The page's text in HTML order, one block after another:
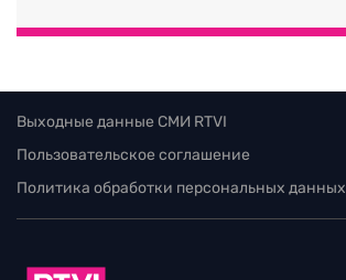
Выходные данные СМИ RTVI
Пользовательское соглашение
Политика обработки персональных данных